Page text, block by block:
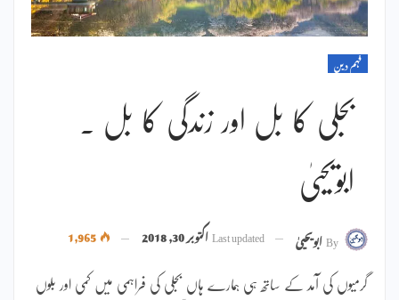
فہم دین
بجلی کا بل اور زندگی کا بل ۔
ابویحییٰ
Byابویحییٰ Last updatedاکتوبر 30, 2018
گرمیوں کی آمد کے ساتھ ہی ہمارے ہاں بجلی کی فراہمی میں کمی اور بلوں